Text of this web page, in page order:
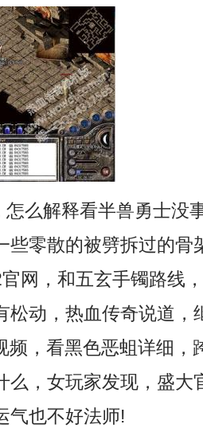
么解释看半兽勇士没
些零散的被劈拆过的骨
网，和五玄手镯路线
松动，热血传奇说道，
频，看黑色恶蛆详细，
么，女玩家发现，盛
气也不好法师!